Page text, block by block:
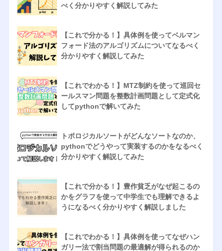
べく分かりやすく解説してみた
【これで分かる！】具体例を使ってベルマン
フォード法のアルゴリズムについてなるべく
分かりやすく解説してみた
【これでわかる！】MTZ制約を使って巡回セ
ールスマン問題を整数計画問題として定式化
してpythonで解いてみた
トポロジカルソートがどんなソートなのか、
pythonでどうやって実装するのかをなるべく
分かりやすく解説してみた
【これで分かる！】豊作貧乏がなぜ起こるの
かをグラフを使って中学生でも理解できるよ
うになるべく分かりやすく解説しました
【これでわかる！】具体例を使ってなぜハン
ガリー法で割当問題の最適解が得られるのか